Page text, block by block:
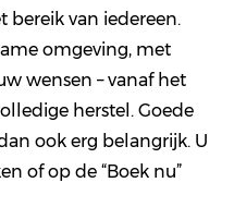
van iedereen.
omgeving, met
wensen – vanaf het
herstel. Goede
ook erg belangrijk. U
of op de “Boek nu”